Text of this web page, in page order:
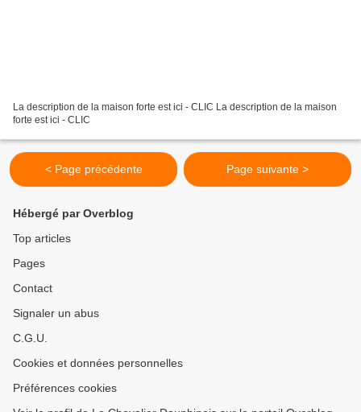
La description de la maison forte est ici - CLIC La description de la maison
forte est ici - CLIC
< Page précédente Page suivante >
Hébergé par Overblog
Top articles
Pages
Contact
Signaler un abus
C.G.U.
Cookies et données personnelles
Préférences cookies